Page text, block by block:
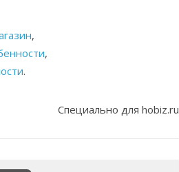
,
,
.
Специально для hobiz.ru